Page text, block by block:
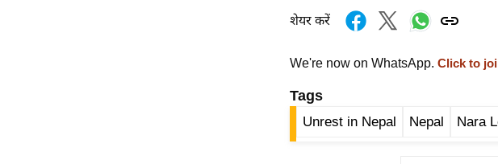
शेयर करें
We're now on WhatsApp. Click to
Tags
Unrest in Nepal Nepal Nara